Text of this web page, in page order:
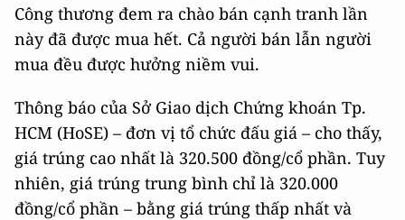
Công thương đem ra chào bán cạnh tranh lần
này đã được mua hết. Cả người bán lẫn người
mua đều được hưởng niềm vui.
Thông báo của Sở Giao dịch Chứng khoán Tp.
HCM (HoSE) – đơn vị tổ chức đấu giá – cho thấy,
giá trúng cao nhất là 320.500 đồng/cổ phần. Tuy
nhiên, giá trúng trung bình chỉ là 320.000
đồng/cổ phần – bằng giá trúng thấp nhất và